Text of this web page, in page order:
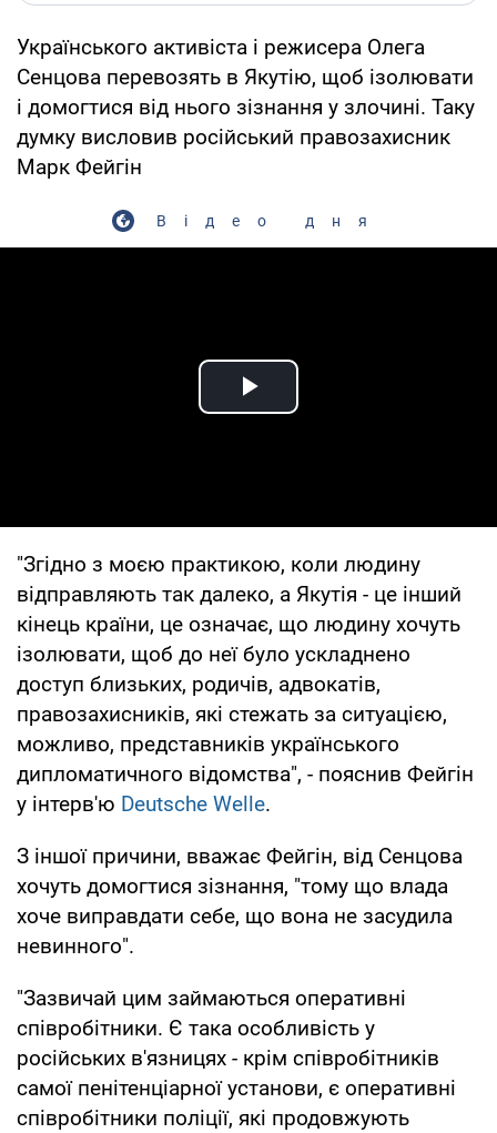
Українського активіста і режисера Олега
Сенцова перевозять в Якутію, щоб ізолювати
і домогтися від нього зізнання у злочині. Таку
думку висловив російський правозахисник
Марк Фейгін
Відео дня
Play Video
"Згідно з моєю практикою, коли людину
відправляють так далеко, а Якутія - це інший
кінець країни, це означає, що людину хочуть
ізолювати, щоб до неї було ускладнено
доступ близьких, родичів, адвокатів,
правозахисників, які стежать за ситуацією,
можливо, представників українського
дипломатичного відомства", - пояснив Фейгін
у інтерв'ю Deutsche Welle.
З іншої причини, вважає Фейгін, від Сенцова
хочуть домогтися зізнання, "тому що влада
хоче виправдати себе, що вона не засудила
невинного".
"Зазвичай цим займаються оперативні
співробітники. Є така особливість у
російських в'язницях - крім співробітників
самої пенітенціарної установи, є оперативні
співробітники поліції, які продовжують